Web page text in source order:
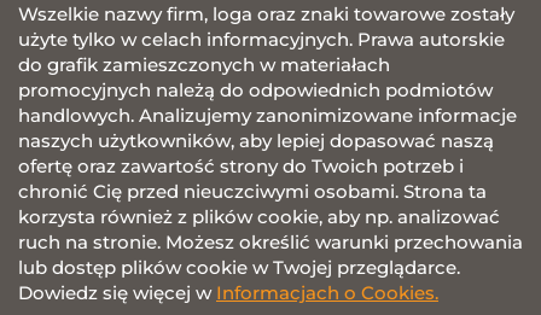
Wszelkie nazwy firm, loga oraz znaki towarowe zostały
użyte tylko w celach informacyjnych. Prawa autorskie
do grafik zamieszczonych w materiałach
promocyjnych należą do odpowiednich podmiotów
handlowych. Analizujemy zanonimizowane informacje
naszych użytkowników, aby lepiej dopasować naszą
ofertę oraz zawartość strony do Twoich potrzeb i
chronić Cię przed nieuczciwymi osobami. Strona ta
korzysta również z plików cookie, aby np. analizować
ruch na stronie. Możesz określić warunki przechowania
lub dostęp plików cookie w Twojej przeglądarce.
Dowiedz się więcej w Informacjach o Cookies.